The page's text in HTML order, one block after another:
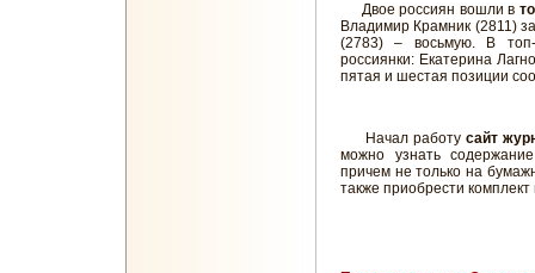
Двое россиян вошли в
Владимир Крамник (2811)
(2783) – восьмую. В топ-
россиянки: Екатерина
пятая и шестая позиции
Начал работу сайт
можно узнать
причем не только на
также приобрести